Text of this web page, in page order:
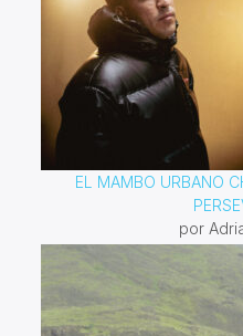
EL MAMBO URBANO
por